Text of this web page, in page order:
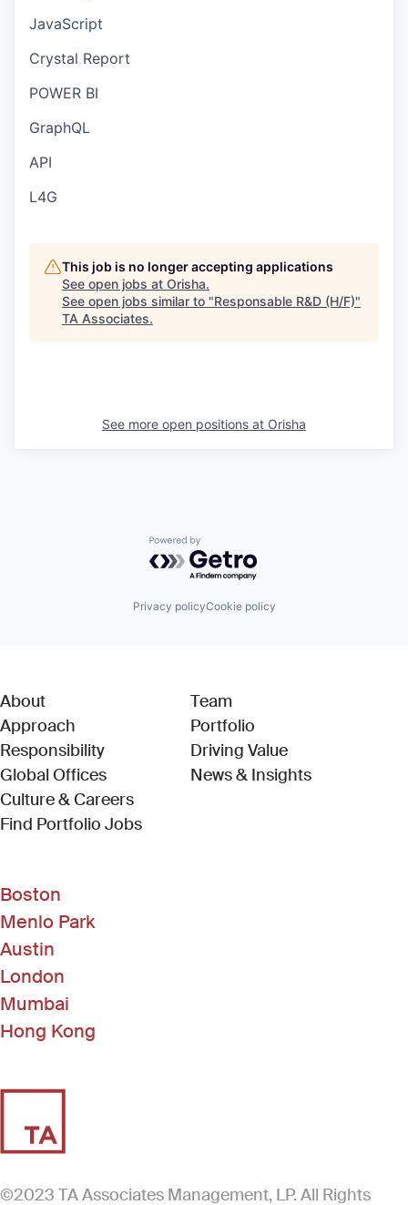
JavaScript
Crystal Report
POWER BI
GraphQL
API
L4G
This job is no longer accepting applications
See open jobs at Orisha.
See open jobs similar to "Responsable R&D (H/F)"
TA Associates.
See more open positions at Orisha
Powered by Getro.com
Privacy policyCookie policy
About
Approach
Responsibility
Global Offices
Culture & Careers
Find Portfolio Jobs(Link opens in new window)
Team
Portfolio
Driving Value
News & Insights
Boston
Menlo Park
Austin
London
Mumbai
Hong Kong
©2023 TA Associates Management, LP. All Rights